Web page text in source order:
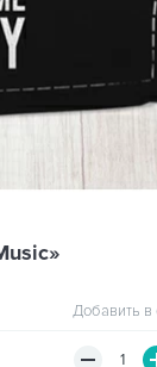
Добавить в